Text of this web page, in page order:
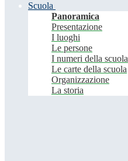
Scuola
Panoramica
Presentazione
I luoghi
Le persone
I numeri della scuola
Le carte della scuola
Organizzazione
La storia